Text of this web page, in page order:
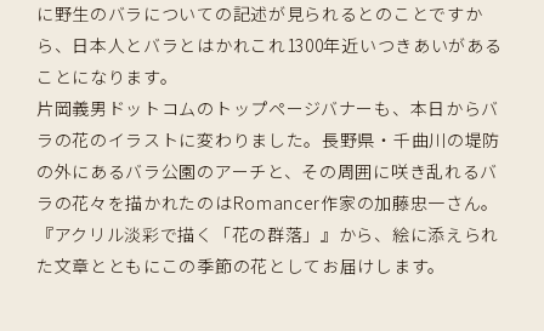
に野生のバラについての記述が見られるとのことですか
ら、日本人とバラとはかれこれ1300年近いつきあいがある
ことになります。
片岡義男ドットコムのトップページバナーも、本日からバ
ラの花のイラストに変わりました。長野県・千曲川の堤防
の外にあるバラ公園のアーチと、その周囲に咲き乱れるバ
ラの花々を描かれたのはRomancer作家の加藤忠一さん。
『アクリル淡彩で描く「花の群落」』から、絵に添えられ
た文章とともにこの季節の花としてお届けします。